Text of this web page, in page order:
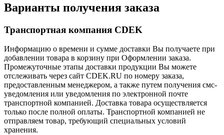
Варианты получения заказа
Транспортная компания CDEK
Информацию о времени и сумме доставки Вы получаете при
добавлении товара в корзину при Оформлении заказа.
Промежуточные этапы доставки продукции Вы можете
отслеживать через сайт CDEK.RU по номеру заказа,
предоставленным менеджером, а также путем получения смс-
уведомления или уведомления по электронной почте
транспортной компанией. Доставка товара осуществляется
только после полной оплаты. Транспортной компанией не
отправляем товар, требующий специальных условий
хранения.